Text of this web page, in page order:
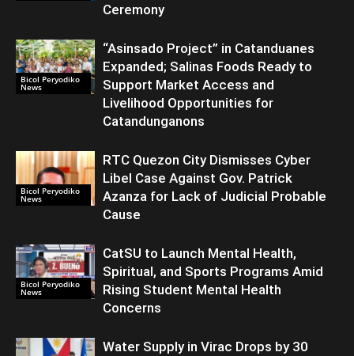
Ceremony
Bicol Peryodiko
News
“Asinsado Project” in Catanduanes
Expanded; Salinas Foods Ready to
Support Market Access and
Livelihood Opportunities for
Catandunganons
Bicol Peryodiko
News
RTC Quezon City Dismisses Cyber
Libel Case Against Gov. Patrick
Azanza for Lack of Judicial Probable
Cause
Bicol Peryodiko
News
CatSU to Launch Mental Health,
Spiritual, and Sports Programs Amid
Rising Student Mental Health
Concerns
Water Supply in Virac Drops by 30